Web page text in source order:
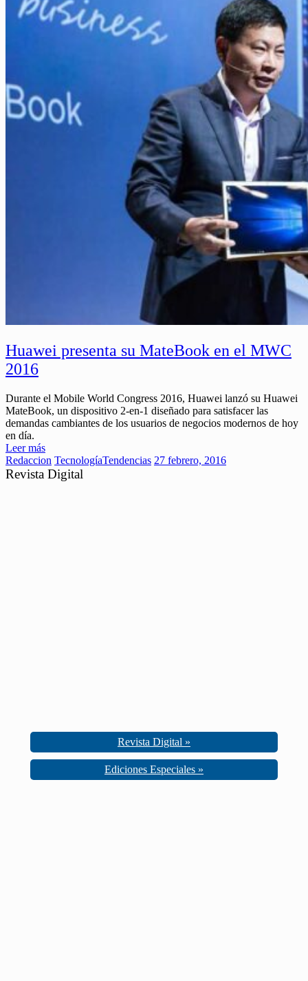
Huawei presenta su MateBook en el MWC
2016
Durante el Mobile World Congress 2016, Huawei lanzó su Huawei
MateBook, un dispositivo 2-en-1 diseñado para satisfacer las
demandas cambiantes de los usuarios de negocios modernos de hoy
en día.
Leer más
Redaccion TecnologíaTendencias 27 febrero, 2016
Revista Digital
Revista Digital »
Ediciones Especiales »